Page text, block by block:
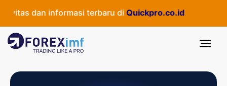
dan informasi terbaru diQuickpro.co.id